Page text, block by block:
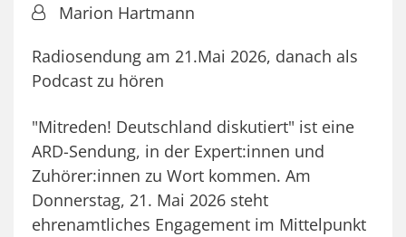
Von:Marion Hartmann
Radiosendung am 21.Mai 2026, danach als
Podcast zu hören
"Mitreden! Deutschland diskutiert" ist eine
ARD-Sendung, in der Expert:innen und
Zuhörer:innen zu Wort kommen. Am
Donnerstag, 21. Mai 2026 steht
ehrenamtliches Engagement im Mittelpunkt